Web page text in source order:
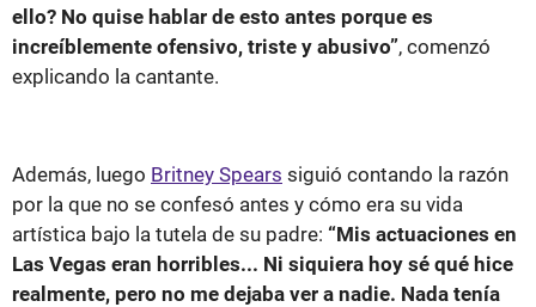
ello? No quise hablar de esto antes porque es
increíblemente ofensivo, triste y abusivo”, comenzó
explicando la cantante.
Además, luego Britney Spears siguió contando la razón
por la que no se confesó antes y cómo era su vida
artística bajo la tutela de su padre: “Mis actuaciones en
Las Vegas eran horribles... Ni siquiera hoy sé qué hice
realmente, pero no me dejaba ver a nadie. Nada tenía